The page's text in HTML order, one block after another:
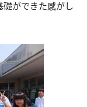
ができた感がし